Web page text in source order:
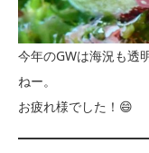
今年のGWは海況も透
ねー。
お疲れ様でした！😄